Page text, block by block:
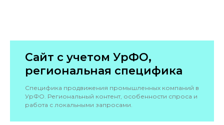
Сайт с учетом УрФО,
региональная специфика
Специфика продвижения промышленных компаний в
УрФО. Региональный контент, особенности спроса и
работа с локальными запросами.